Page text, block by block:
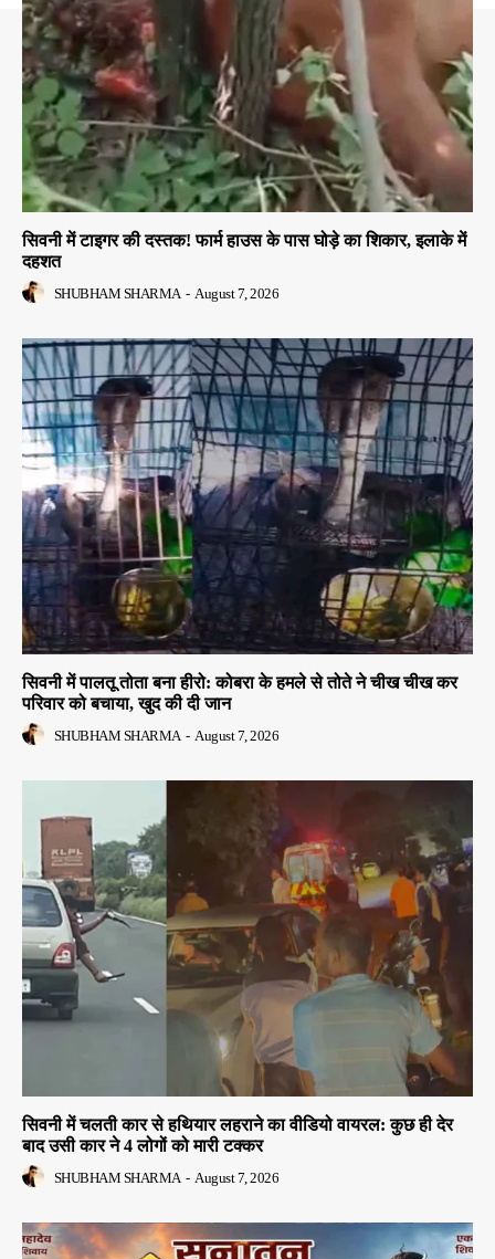
सिवनी में टाइगर की दस्तक! फार्म हाउस के पास घोड़े का शिकार, इलाके में
दहशत
SHUBHAM SHARMA - August 7, 2026
सिवनी में पालतू तोता बना हीरो: कोबरा के हमले से तोते ने चीख चीख कर
परिवार को बचाया, खुद की दी जान
SHUBHAM SHARMA - August 7, 2026
सिवनी में चलती कार से हथियार लहराने का वीडियो वायरल: कुछ ही देर
बाद उसी कार ने 4 लोगों को मारी टक्कर
SHUBHAM SHARMA - August 7, 2026